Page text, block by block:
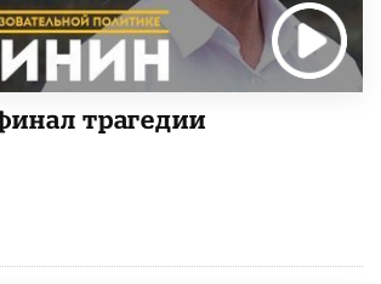
трагедии